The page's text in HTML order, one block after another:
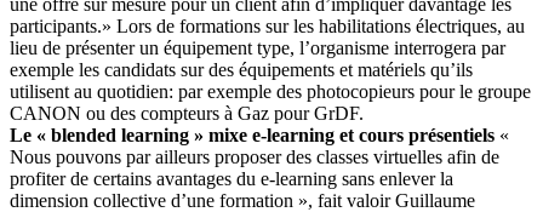
une offre sur mesure pour un client afin d’impliquer davantage les
participants.» Lors de formations sur les habilitations électriques, au
lieu de présenter un équipement type, l’organisme interrogera par
exemple les candidats sur des équipements et matériels qu’ils
utilisent au quotidien: par exemple des photocopieurs pour le groupe
CANON ou des compteurs à Gaz pour GrDF.
Le « blended learning » mixe e-learning et cours présentiels «
Nous pouvons par ailleurs proposer des classes virtuelles afin de
profiter de certains avantages du e-learning sans enlever la
dimension collective d’une formation », fait valoir Guillaume